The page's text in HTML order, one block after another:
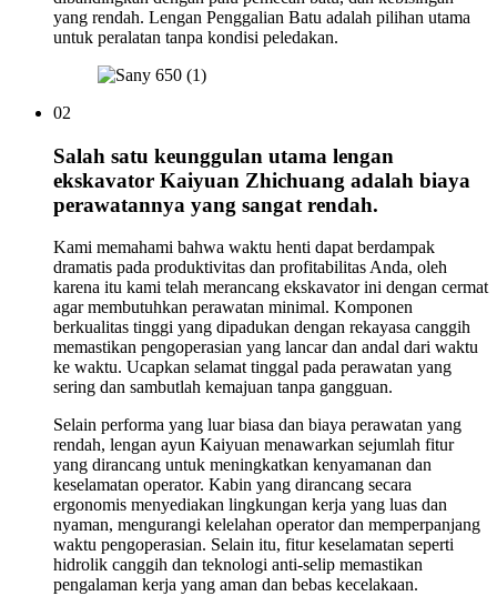
yang rendah. Lengan Penggalian Batu adalah pilihan utama
untuk peralatan tanpa kondisi peledakan.
02
Salah satu keunggulan utama lengan
ekskavator Kaiyuan Zhichuang adalah biaya
perawatannya yang sangat rendah.
Kami memahami bahwa waktu henti dapat berdampak
dramatis pada produktivitas dan profitabilitas Anda, oleh
karena itu kami telah merancang ekskavator ini dengan cermat
agar membutuhkan perawatan minimal. Komponen
berkualitas tinggi yang dipadukan dengan rekayasa canggih
memastikan pengoperasian yang lancar dan andal dari waktu
ke waktu. Ucapkan selamat tinggal pada perawatan yang
sering dan sambutlah kemajuan tanpa gangguan.
Selain performa yang luar biasa dan biaya perawatan yang
rendah, lengan ayun Kaiyuan menawarkan sejumlah fitur
yang dirancang untuk meningkatkan kenyamanan dan
keselamatan operator. Kabin yang dirancang secara
ergonomis menyediakan lingkungan kerja yang luas dan
nyaman, mengurangi kelelahan operator dan memperpanjang
waktu pengoperasian. Selain itu, fitur keselamatan seperti
hidrolik canggih dan teknologi anti-selip memastikan
pengalaman kerja yang aman dan bebas kecelakaan.